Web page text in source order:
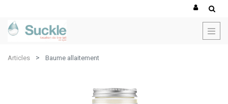
Articles Baume allaitement